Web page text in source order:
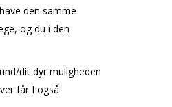
den samme
og du i den
dit dyr muligheden
får I også